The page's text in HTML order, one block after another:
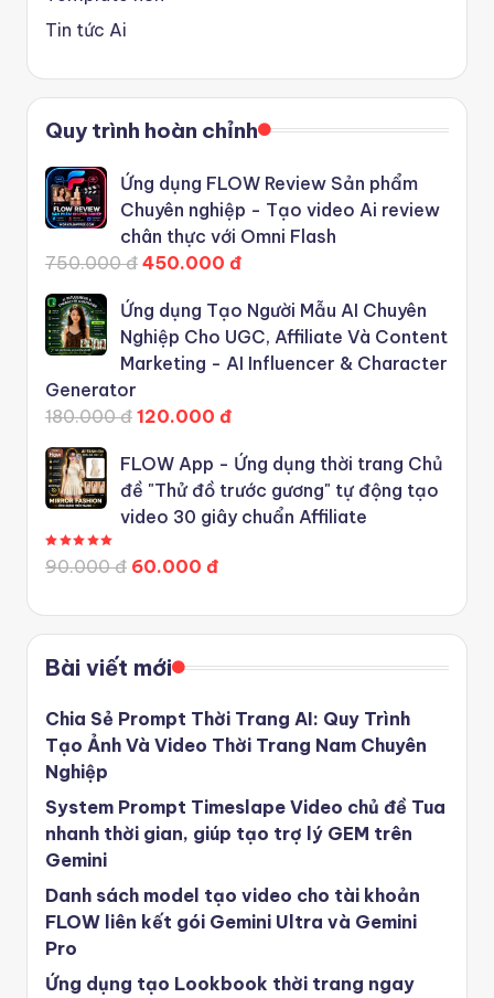
Tin tức Ai
Quy trình hoàn chỉnh
Ứng dụng FLOW Review Sản phẩm
Chuyên nghiệp - Tạo video Ai review
chân thực với Omni Flash
750.000 đ 450.000 đ
Ứng dụng Tạo Người Mẫu AI Chuyên
Nghiệp Cho UGC, Affiliate Và Content
Marketing - AI Influencer & Character
Generator
180.000 đ 120.000 đ
FLOW App - Ứng dụng thời trang Chủ
đề "Thử đồ trước gương" tự động tạo
video 30 giây chuẩn Affiliate
90.000 đ 60.000 đ
Bài viết mới
Chia Sẻ Prompt Thời Trang AI: Quy Trình
Tạo Ảnh Và Video Thời Trang Nam Chuyên
Nghiệp
System Prompt Timeslape Video chủ đề Tua
nhanh thời gian, giúp tạo trợ lý GEM trên
Gemini
Danh sách model tạo video cho tài khoản
FLOW liên kết gói Gemini Ultra và Gemini
Pro
Ứng dụng tạo Lookbook thời trang ngay